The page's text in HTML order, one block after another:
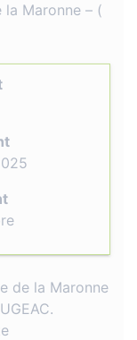
la Maronne – (
de la Maronne